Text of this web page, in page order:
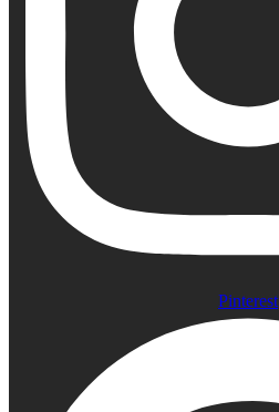
Pinterest